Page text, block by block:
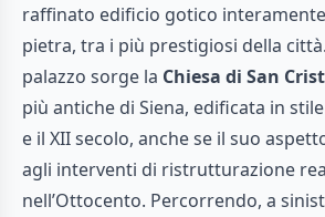
raffinato edificio gotico
pietra, tra i più prestigiosi della
palazzo sorge la Chiesa di San
più antiche di Siena, edificata in
e il XII secolo, anche se il suo
agli interventi di ristrutturazione
nell’Ottocento. Percorrendo, a